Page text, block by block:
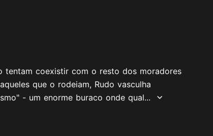
tentam coexistir com o resto dos moradores
que o rodeiam, Rudo vasculha
- um enorme buraco onde qual...